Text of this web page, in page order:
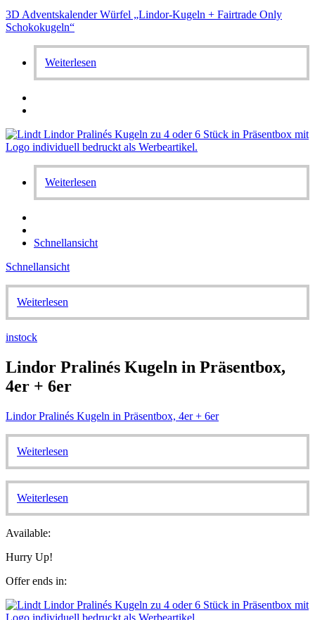
3D Adventskalender Würfel „Lindor-Kugeln + Fairtrade Only
Schokokugeln“
Weiterlesen
Weiterlesen
Schnellansicht
Schnellansicht
Weiterlesen
instock
Lindor Pralinés Kugeln in Präsentbox,
4er + 6er
Lindor Pralinés Kugeln in Präsentbox, 4er + 6er
Weiterlesen
Weiterlesen
Available:
Hurry Up!
Offer ends in: